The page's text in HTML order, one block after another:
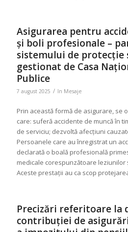
Asigurarea pentru
și boli profesionale –
sistemului de protecție
gestionat de Casa
Publice
7 august 2025 / în Mesaje
Prin această formă de asigurare, se
care: suferă accidente de muncă în
de serviciu; dezvoltă afecțiuni
Persoanele care au înregistrat un
declarată o boală profesională
medicale corespunzătoare
Aceste prestații au ca scop
Precizări referitoare la
contribuției de